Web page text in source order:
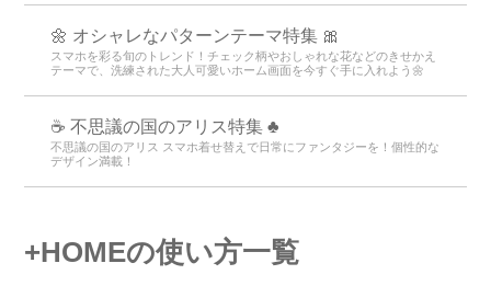
🌼 オシャレなパターンテーマ特集 🎀
スマホを彩る旬のトレンド！チェック柄やおしゃれな花などのきせかえ
テーマで、洗練された大人可愛いホーム画面を今すぐ手に入れよう🌼
☕ 不思議の国のアリス特集 ♣
不思議の国のアリス スマホ着せ替えで日常にファンタジーを！個性的な
デザイン満載！
+HOMEの使い方一覧